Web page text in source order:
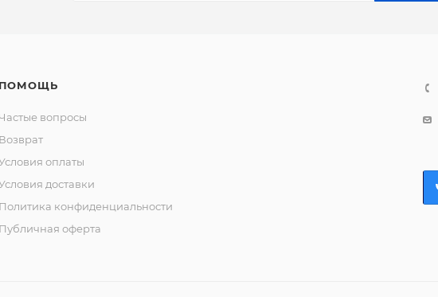
ПОМОЩЬ
Частые вопросы
Возврат
оплаты
доставки
Политика конфиденциальности
Публичная оферта